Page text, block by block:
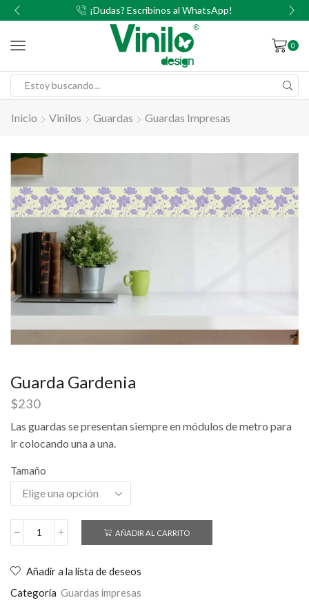
¡Dudas? Escribinos al WhatsApp!
0
Inicio Vinilos Guardas Guardas Impresas
Guarda Gardenia
$230
Las guardas se presentan siempre en módulos de metro para
ir colocando una a una.
Tamaño
AÑADIR AL CARRITO
Añadir a la lista de deseos
Categoría Guardas impresas